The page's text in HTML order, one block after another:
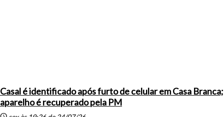
Casal é identificado após furto de celular em Casa Branca;
aparelho é recuperado pela PM